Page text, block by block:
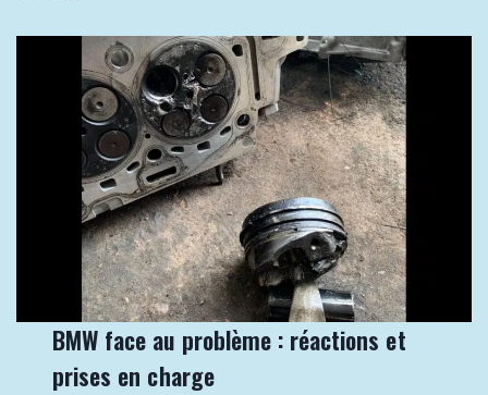
BMW face au problème : réactions et
prises en charge